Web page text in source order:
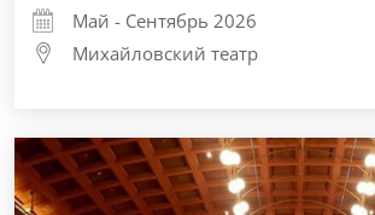
Май - Сентябрь 2026
Михайловский театр